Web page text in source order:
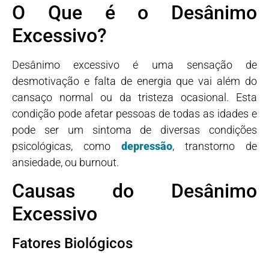
O Que é o Desânimo
Excessivo?
Desânimo excessivo é uma sensação de
desmotivação e falta de energia que vai além do
cansaço normal ou da tristeza ocasional. Esta
condição pode afetar pessoas de todas as idades e
pode ser um sintoma de diversas condições
psicológicas, como depressão, transtorno de
ansiedade, ou burnout.
Causas do Desânimo
Excessivo
Fatores Biológicos